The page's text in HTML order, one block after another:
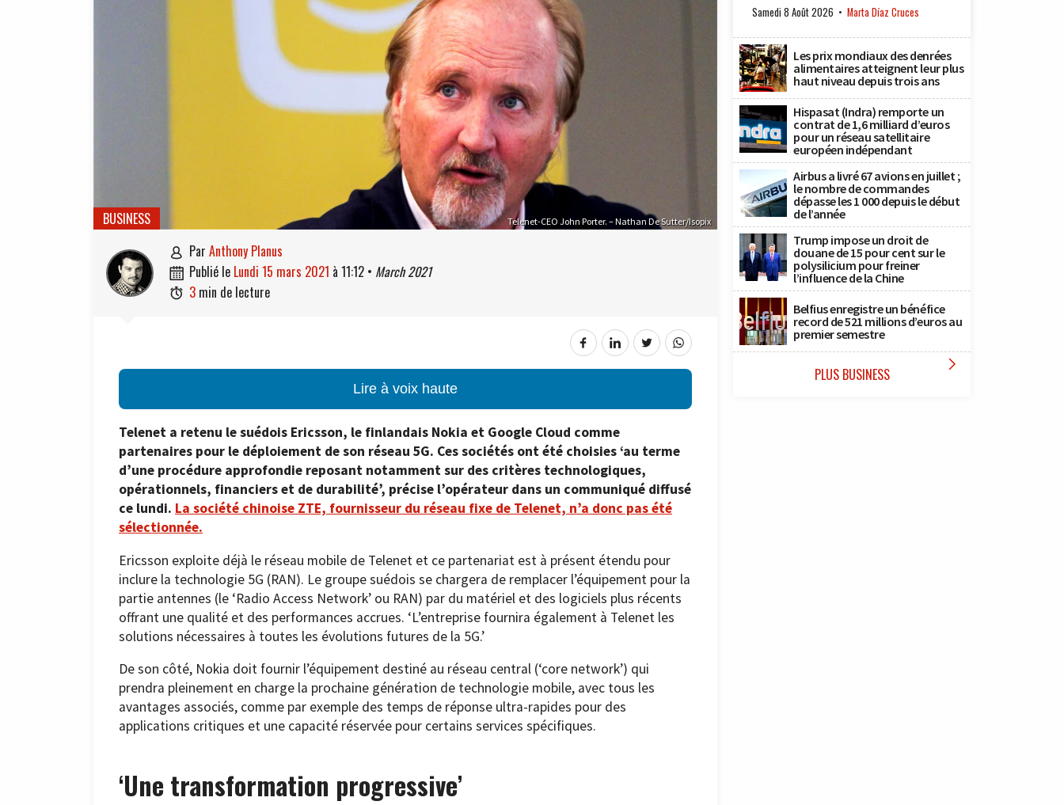
Telenet-CEO John Porter. – Nathan De Sutter/Isopix
BUSINESS
 par Anthony Planus
 publié le lundi 15 mars 2021 à 11:12 • March 2021
 3 min de lecture
Lire à voix haute
Telenet a retenu le suédois Ericsson, le finlandais Nokia et Google Cloud comme
partenaires pour le déploiement de son réseau 5G. Ces sociétés ont été choisies ‘au terme
d’une procédure approfondie reposant notamment sur des critères technologiques,
opérationnels, financiers et de durabilité’, précise l’opérateur dans un communiqué diffusé
ce lundi. La société chinoise ZTE, fournisseur du réseau fixe de Telenet, n’a donc pas été
sélectionnée.
Ericsson exploite déjà le réseau mobile de Telenet et ce partenariat est à présent étendu pour
inclure la technologie 5G (RAN). Le groupe suédois se chargera de remplacer l’équipement pour la
partie antennes (le ‘Radio Access Network’ ou RAN) par du matériel et des logiciels plus récents
offrant une qualité et des performances accrues. ‘L’entreprise fournira également à Telenet les
solutions nécessaires à toutes les évolutions futures de la 5G.’
De son côté, Nokia doit fournir l’équipement destiné au réseau central (‘core network’) qui
prendra pleinement en charge la prochaine génération de technologie mobile, avec tous les
avantages associés, comme par exemple des temps de réponse ultra-rapides pour des
applications critiques et une capacité réservée pour certains services spécifiques.
‘Une transformation progressive’
Samedi 8 Août 2026 Marta Díaz Cruces
Les prix mondiaux des denrées
alimentaires atteignent leur plus
haut niveau depuis trois ans
Hispasat (Indra) remporte un
contrat de 1,6 milliard d’euros
pour un réseau satellitaire
européen indépendant
Airbus a livré 67 avions en juillet ;
le nombre de commandes
dépasse les 1 000 depuis le début
de l’année
Trump impose un droit de
douane de 15 pour cent sur le
polysilicium pour freiner
l’influence de la Chine
Belfius enregistre un bénéfice
record de 521 millions d’euros au
premier semestre
PLUS BUSINESS 